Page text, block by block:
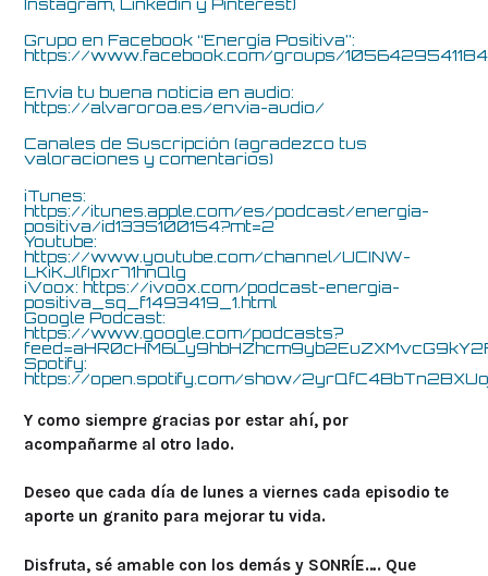
Grupo en Facebook “Energía Positiva”:
https://www.facebook.com/groups/
Envía tu buena noticia en audio:
https://alvaroroa.es/envia-audio/
Canales de Suscripción (agradezco tus
valoraciones y comentarios)
iTunes:
https://itunes.apple.com/es/podcast/energía-
positiva/id1335100154?mt=2
Youtube:
https://www.youtube.com/channel/UCINW-
LKiKJlfIpxr71hnQlg
iVoox: https://ivoox.com/podcast-energia-
positiva_sq_f1493419_1.html
Google Podcast:
https://www.google.com/podcasts?
Spotify:
https://open.spotify.com/show/
Y como siempre gracias por estar ahí, por
acompañarme al otro lado.
Deseo que cada día de lunes a viernes cada episodio te
aporte un granito para mejorar tu vida.
Disfruta, sé amable con los demás y SONRÍE…. Que